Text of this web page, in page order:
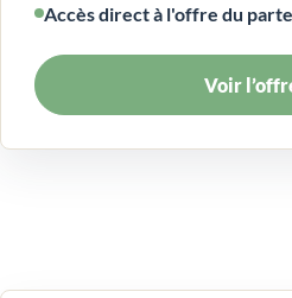
Accès direct à l'offre du
Voir